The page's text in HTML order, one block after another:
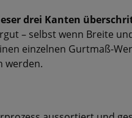
drei Kanten
– selbst wenn Breite
einzelnen Gurtmaß-
werden.